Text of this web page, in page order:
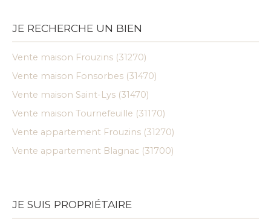
JE RECHERCHE UN BIEN
Vente maison Frouzins (31270)
Vente maison Fonsorbes (31470)
Vente maison Saint-Lys (31470)
Vente maison Tournefeuille (31170)
Vente appartement Frouzins (31270)
Vente appartement Blagnac (31700)
JE SUIS PROPRIÉTAIRE